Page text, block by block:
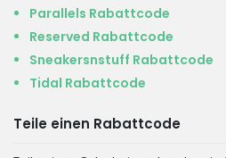
Parallels Rabattcode
Reserved Rabattcode
Sneakersnstuff Rabattcode
Tidal Rabattcode
Teile einen Rabattcode